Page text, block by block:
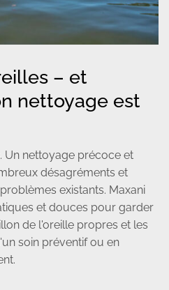
– et
nettoyage est
Un nettoyage précoce et
désagréments et
existants. Maxani
et douces pour garder
de l'oreille propres et les
soin préventif ou en